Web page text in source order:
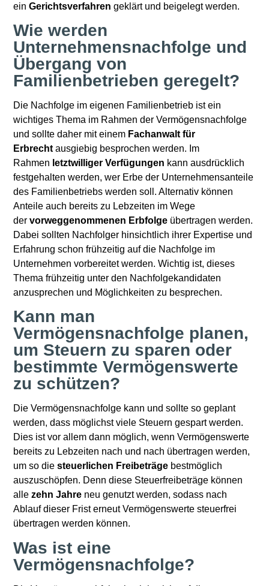
einGerichtsverfahren geklärt und beigelegt werden.
Wie werden
Unternehmensnachfolge und
Übergang von
Familienbetrieben geregelt?
Die Nachfolge im eigenen Familienbetrieb ist ein
wichtiges Thema im Rahmen der Vermögensnachfolge
und sollte daher mit einem Fachanwalt für
Erbrecht ausgiebig besprochen werden. Im
Rahmen letztwilliger Verfügungen kann ausdrücklich
festgehalten werden, wer Erbe der Unternehmensanteile
des Familienbetriebs werden soll. Alternativ können
Anteile auch bereits zu Lebzeiten im Wege
dervorweggenommenen Erbfolge übertragen werden.
Dabei sollten Nachfolger hinsichtlich ihrer Expertise und
Erfahrung schon frühzeitig auf die Nachfolge im
Unternehmen vorbereitet werden. Wichtig ist, dieses
Thema frühzeitig unter den Nachfolgekandidaten
anzusprechen und Möglichkeiten zu besprechen.
Kann man
Vermögensnachfolge planen,
um Steuern zu sparen oder
bestimmte Vermögenswerte
zu schützen?
Die Vermögensnachfolge kann und sollte so geplant
werden, dass möglichst viele Steuern gespart werden.
Dies ist vor allem dann möglich, wenn Vermögenswerte
bereits zu Lebzeiten nach und nach übertragen werden,
um so diesteuerlichen Freibeträge bestmöglich
auszuschöpfen. Denn diese Steuerfreibeträge können
allezehn Jahre neu genutzt werden, sodass nach
Ablauf dieser Frist erneut Vermögenswerte steuerfrei
übertragen werden können.
Was ist eine
Vermögensnachfolge?